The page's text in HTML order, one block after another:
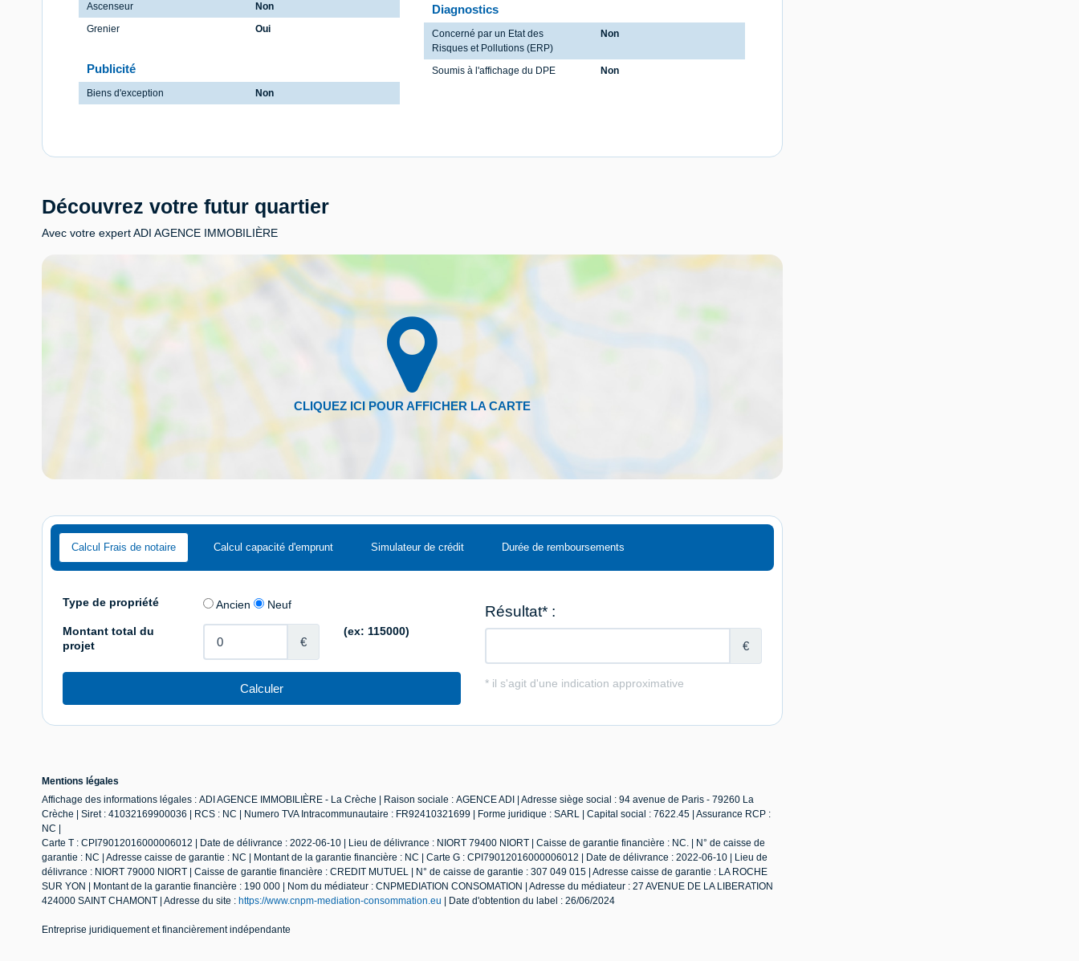
Ascenseur
Non
Grenier
Oui
Diagnostics
Concerné par un Etat des
Risques et Pollutions (ERP)
Non
Soumis à l'affichage du DPE Non
Publicité
Biens d'exception Non
Découvrez votre futur quartier
Avec votre expert ADI AGENCE IMMOBILIÈRE
Calcul Frais de notaire Calcul capacité d'emprunt Simulateur de crédit Durée de remboursements
Mentions légales
Affichage des informations légales : ADI AGENCE IMMOBILIÈRE - La Crèche | Raison sociale : AGENCE ADI | Adresse siège social : 94 avenue de Paris - 79260 La
Crèche | Siret : 41032169900036 | RCS : NC | Numero TVA Intracommunautaire : FR92410321699 | Forme juridique : SARL | Capital social : 7622.45 | Assurance RCP :
NC |
Carte T : CPI79012016000006012 | Date de délivrance : 2022-06-10 | Lieu de délivrance : NIORT 79400 NIORT | Caisse de garantie financière : NC. | N° de caisse de
garantie : NC | Adresse caisse de garantie : NC | Montant de la garantie financière : NC | Carte G : CPI79012016000006012 | Date de délivrance : 2022-06-10 | Lieu de
délivrance : NIORT 79000 NIORT | Caisse de garantie financière : CREDIT MUTUEL | N° de caisse de garantie : 307 049 015 | Adresse caisse de garantie : LA ROCHE
SUR YON | Montant de la garantie financière : 190 000 | Nom du médiateur : CNPMEDIATION CONSOMATION | Adresse du médiateur : 27 AVENUE DE LA LIBERATION
424000 SAINT CHAMONT | Adresse du site : https://www.cnpm-mediation-consommation.eu | Date d'obtention du label : 26/06/2024
Entreprise juridiquement et financièrement indépendante